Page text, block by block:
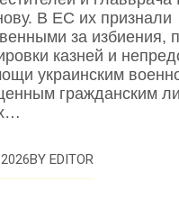
В ЕС их признали
за избиения,
казней и
украинским
гражданским
BYEDITOR